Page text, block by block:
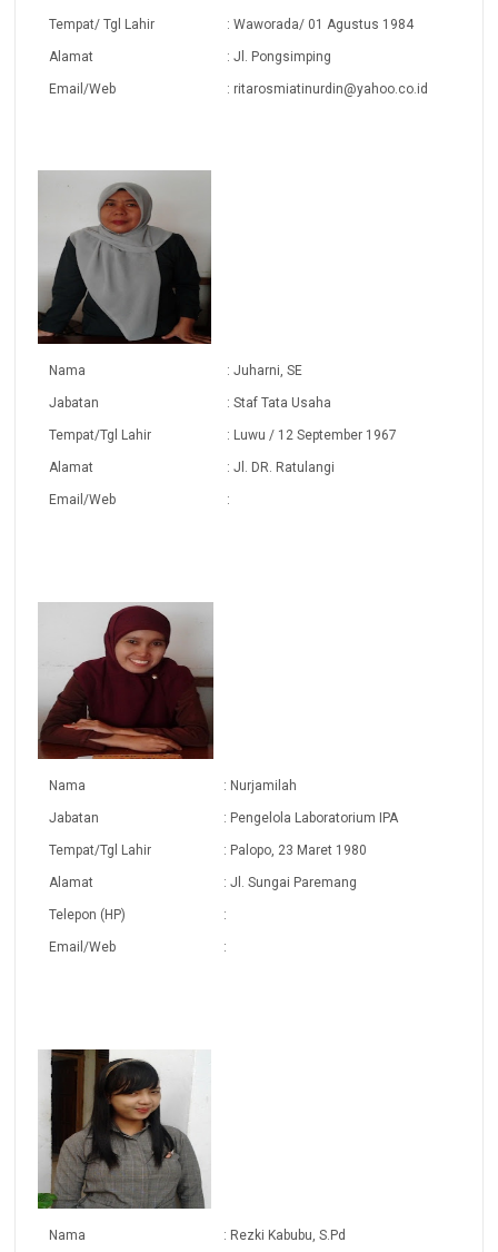
Tempat/ Tgl Lahir : Waworada/ 01 Agustus 1984
Alamat : Jl. Pongsimping
Email/Web : ritarosmiatinurdin@yahoo.co.id
Nama : Juharni, SE
Jabatan : Staf Tata Usaha
Tempat/Tgl Lahir : Luwu / 12 September 1967
Alamat : Jl. DR. Ratulangi
Email/Web :
Nama : Nurjamilah
Jabatan : Pengelola Laboratorium IPA
Tempat/Tgl Lahir : Palopo, 23 Maret 1980
Alamat : Jl. Sungai Paremang
Telepon (HP) :
Email/Web :
Nama : Rezki Kabubu, S.Pd